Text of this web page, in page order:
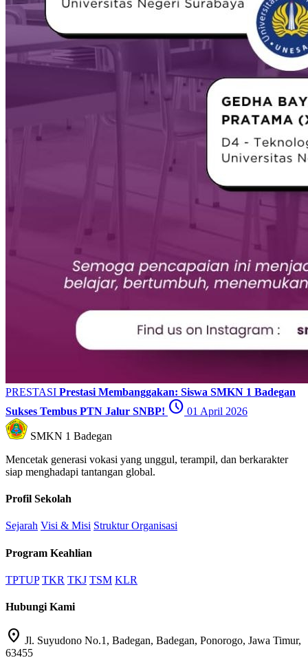
PRESTASI Prestasi Membanggakan: Siswa SMKN 1 Badegan
Sukses Tembus PTN Jalur SNBP! schedule 01 April 2026
SMKN 1 Badegan
Mencetak generasi vokasi yang unggul, terampil, dan berkarakter
siap menghadapi tantangan global.
Profil Sekolah
Sejarah Visi & Misi Struktur Organisasi
Program Keahlian
TPTUP TKR TKJ TSM KLR
Hubungi Kami
location_on Jl. Suyudono No.1, Badegan, Badegan, Ponorogo, Jawa Timur,
63455